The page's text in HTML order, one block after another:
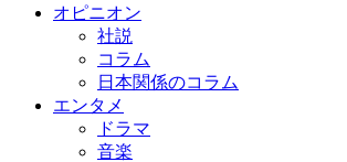
オピニオン
社説
コラム
日本関係のコラム
エンタメ
ドラマ
音楽